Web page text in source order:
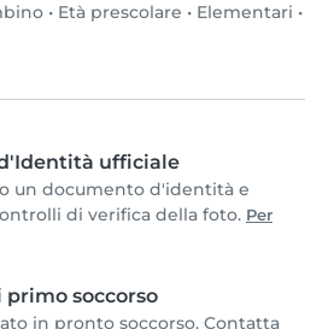
• Età prescolare • Elementari •
ufficiale
un documento d'identità e
di verifica della foto. Per
soccorso
in pronto soccorso. Contatta